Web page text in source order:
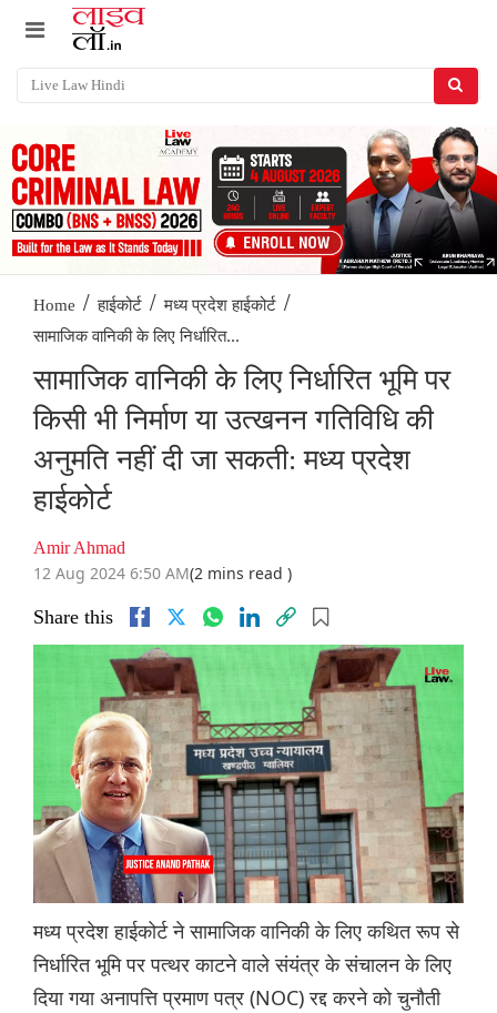
Home / हाईकोर्ट / मध्य प्रदेश हाईकोर्ट /
सामाजिक वानिकी के लिए निर्धारित...
सामाजिक वानिकी के लिए निर्धारित भूमि पर
किसी भी निर्माण या उत्खनन गतिविधि की
अनुमति नहीं दी जा सकती: मध्य प्रदेश
हाईकोर्ट
Amir Ahmad
12 Aug 2024 6:50 AM(2 mins read )
Share this
मध्य प्रदेश हाईकोर्ट ने सामाजिक वानिकी के लिए कथित रूप से
निर्धारित भूमि पर पत्थर काटने वाले संयंत्र के संचालन के लिए
दिया गया अनापत्ति प्रमाण पत्र (NOC) रद्द करने को चुनौती